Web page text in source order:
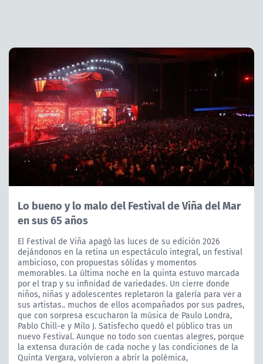
Lo bueno y lo malo del Festival de Viña del Mar
en sus 65 años
El Festival de Viña apagó las luces de su edición 2026
dejándonos en la retina un espectáculo integral, un festival
ambicioso, con propuestas sólidas y momentos
memorables. La última noche en la quinta estuvo marcada
por el trap y su infinidad de variedades. Un cierre donde
niños, niñas y adolescentes repletaron la galería para ver a
sus artistas.. muchos de ellos acompañados por sus padres,
que con sorpresa escucharon la música de Paulo Londra,
Pablo Chill-e y Milo J. Satisfecho quedó el público tras un
nuevo Festival. Aunque no todo son cuentas alegres, porque
la extensa duración de cada noche y las condiciones de la
Quinta Vergara, volvieron a abrir la polémica,